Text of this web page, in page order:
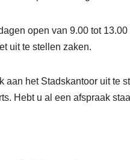
open van 9.00 tot
uit te stellen zaken.
aan het Stadskantoor uit te
Hebt u al een afspraak